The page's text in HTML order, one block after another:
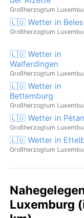
Großherzogtum
🇱🇺 Wetter in Beles
Großherzogtum
🇱🇺 Wetter in
Walferdingen
Großherzogtum
🇱🇺 Wetter in
Bettemburg
Großherzogtum
🇱🇺 Wetter in
Großherzogtum
🇱🇺 Wetter in
Großherzogtum
Luxemburg